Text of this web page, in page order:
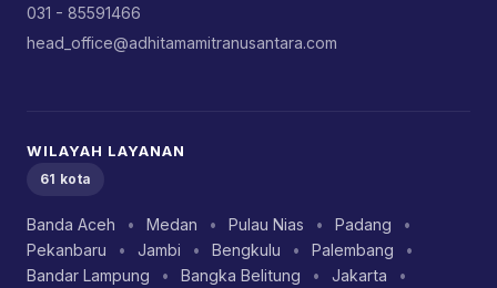
031 - 85591466
head_office@adhitamamitranusantara.com
WILAYAH LAYANAN
61 kota
Banda Aceh • Medan • Pulau Nias • Padang
•
Pekanbaru
• Jambi • Bengkulu • Palembang
•
Bandar Lampung
• Bangka Belitung • Jakarta
•